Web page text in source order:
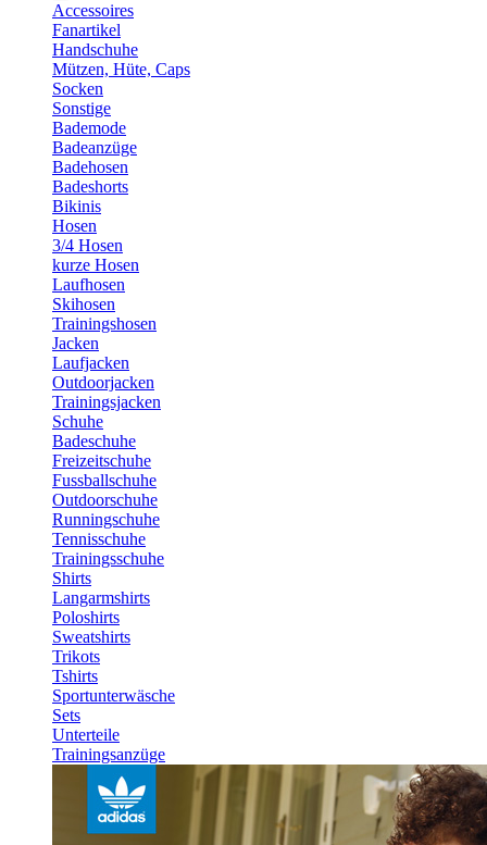
Accessoires
Fanartikel
Handschuhe
Mützen, Hüte, Caps
Socken
Sonstige
Bademode
Badeanzüge
Badehosen
Badeshorts
Bikinis
Hosen
3/4 Hosen
kurze Hosen
Laufhosen
Skihosen
Trainingshosen
Jacken
Laufjacken
Outdoorjacken
Trainingsjacken
Schuhe
Badeschuhe
Freizeitschuhe
Fussballschuhe
Outdoorschuhe
Runningschuhe
Tennisschuhe
Trainingsschuhe
Shirts
Langarmshirts
Poloshirts
Sweatshirts
Trikots
Tshirts
Sportunterwäsche
Sets
Unterteile
Trainingsanzüge